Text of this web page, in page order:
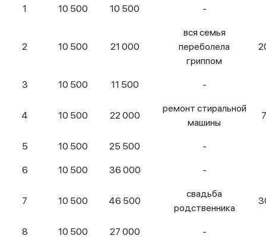
1 10 500 10 500 -
2 10 500 21 000
вся семья
переболела
гриппом
3 10 500 11 500 -
4 10 500 22 000
ремонт стиральной
машины
5 10 500 25 500 -
6 10 500 36 000 -
7 10 500 46 500
свадьба
родственника
8 10 500 27 000 -